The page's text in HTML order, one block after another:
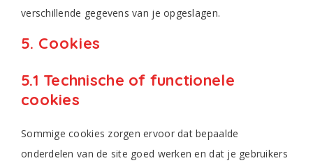
verschillende gegevens van je opgeslagen.
5. Cookies
5.1 Technische of functionele
cookies
Sommige cookies zorgen ervoor dat bepaalde
onderdelen van de site goed werken en dat je gebruikers